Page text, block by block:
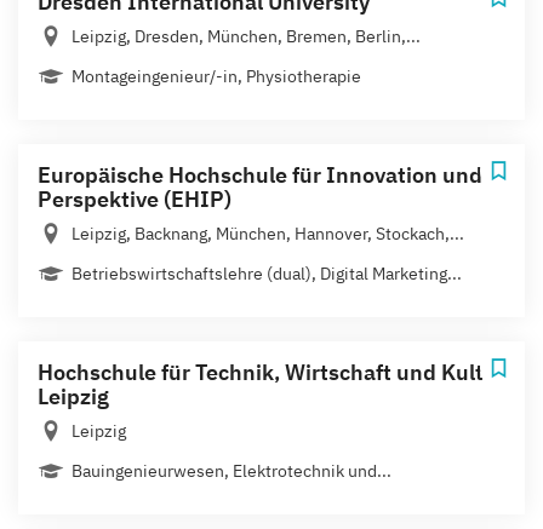
Leipzig, Dresden, München, Bremen, Berlin,...
Montageingenieur/-in, Physiotherapie
Europäische Hochschule für Innovation und
Perspektive (EHIP)
Leipzig, Backnang, München, Hannover, Stockach,...
Betriebswirtschaftslehre (dual), Digital Marketing...
Hochschule für Technik, Wirtschaft und Kultur
Leipzig
Leipzig
Bauingenieurwesen, Elektrotechnik und...